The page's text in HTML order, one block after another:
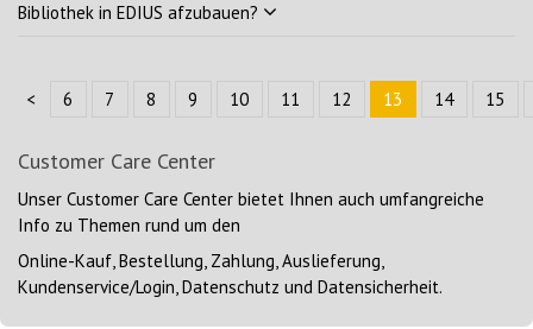
Bibliothek in EDIUS afzubauen?
< 6 7 8 9 10 11 12 13 14 15
Customer Care Center
Unser Customer Care Center bietet Ihnen auch umfangreiche
Info zu Themen rund um den
Online-Kauf, Bestellung, Zahlung, Auslieferung,
Kundenservice/Login, Datenschutz und Datensicherheit.